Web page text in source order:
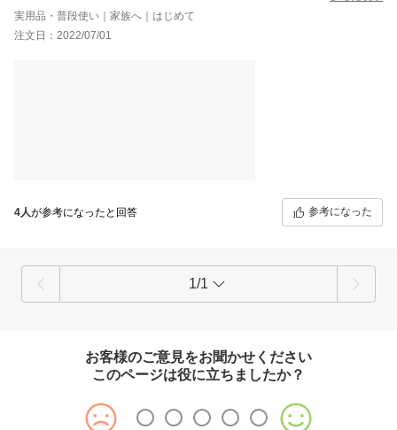
めんどくさいから、このまま使うが、中国製で、ビックカメラで
中身確認してるとは思えないので注意が必要です。
実用品・普段使い｜家族へ｜はじめて
注文日：2022/07/01
4人が参考になったと回答 参考になった
1/1
お客様のご意見をお聞かせください
このページは役に立ちましたか？